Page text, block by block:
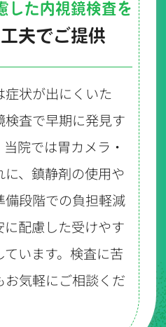
した内視鏡検査を
夫でご提供
症状が出にくいた
査で早期に発見す
院では胃カメラ・
、鎮静剤の使用や
段階での負担軽減
配慮した受けやす
います。検査に苦
気軽にご相談くだ